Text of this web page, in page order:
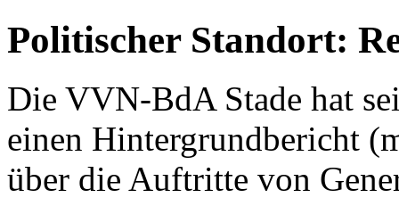
Politischer Standort:
Die VVN-BdA Stade hat
einen Hintergrundbericht
über die Auftritte von